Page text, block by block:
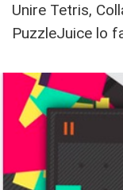
Unire Tetris,
PuzzleJuice lo